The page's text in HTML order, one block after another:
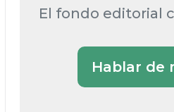
El fondo editorial
Hablar de